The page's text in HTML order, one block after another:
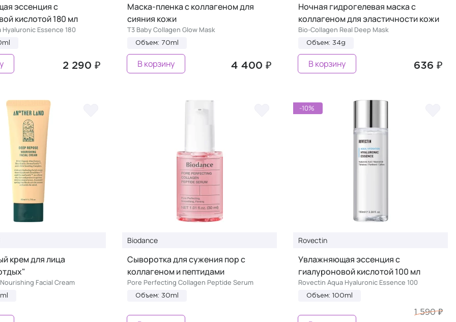
эссенция с
кислотой 180 мл
Hyaluronic Essence 180
2 290 ₽
Маска-пленка с коллагеном для
сияния кожи
T3 Baby Collagen Glow Mask
Объем: 70ml
4 400 ₽
В корзину
Ночная гидрогелевая маска с
коллагеном для эластичности кожи
Bio-Collagen Real Deep Mask
Объем: 34g
636 ₽
В корзину
крем для лица
Facial Cream
Biodance
Сыворотка для сужения пор с
коллагеном и пептидами
Pore Perfecting Collagen Peptide Serum
Объем: 30ml
-10%
Rovectin
Увлажняющая эссенция с
гиалуроновой кислотой 100 мл
Rovectin Aqua Hyaluronic Essence 100
Объем: 100ml
1 590 ₽